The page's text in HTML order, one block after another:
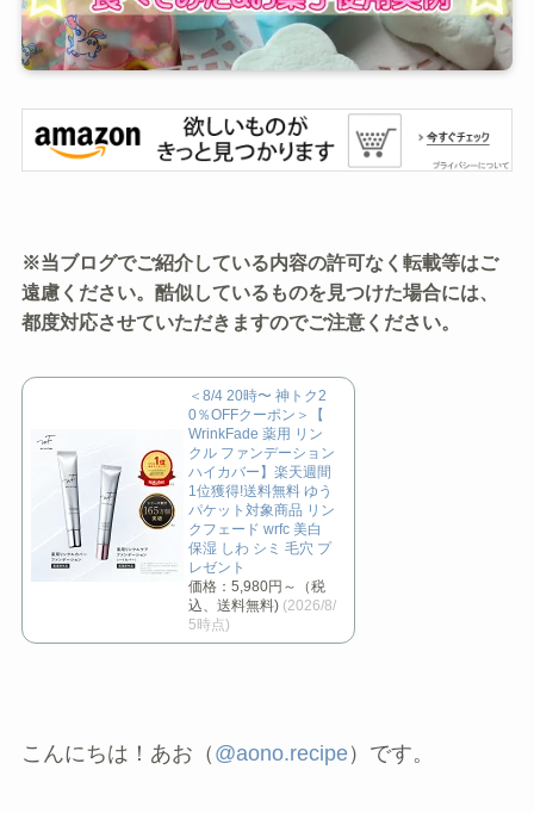
※当ブログでご紹介している内容の許可なく転載等はご
遠慮ください。酷似しているものを見つけた場合には、
都度対応させていただきますのでご注意ください。
＜8/4 20時〜 神トク2
0％OFFクーポン＞【
WrinkFade 薬用 リン
クル ファンデーション
ハイカバー】楽天週間
1位獲得!送料無料 ゆう
パケット対象商品 リン
クフェード wrfc 美白
保湿 しわ シミ 毛穴 プ
レゼント
価格：5,980円～（税
込、送料無料) (2026/8/
5時点)
こんにちは！あお（ @aono.recipe）です。